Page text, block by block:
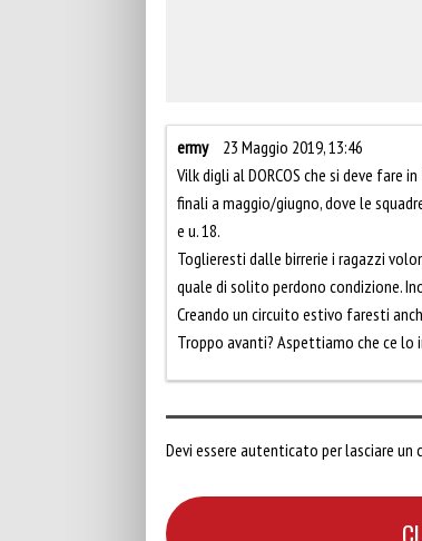
ermy
23 Maggio 2019, 13:46
Vilk digli al DORCOS che si deve
finali a maggio/giugno, dove le
e u. 18.
Toglieresti dalle birrerie i ragazzi
quale di solito perdono condizione.
Creando un circuito estivo faresti
Troppo avanti? Aspettiamo che ce lo
Devi essere autenticato per lasciare un